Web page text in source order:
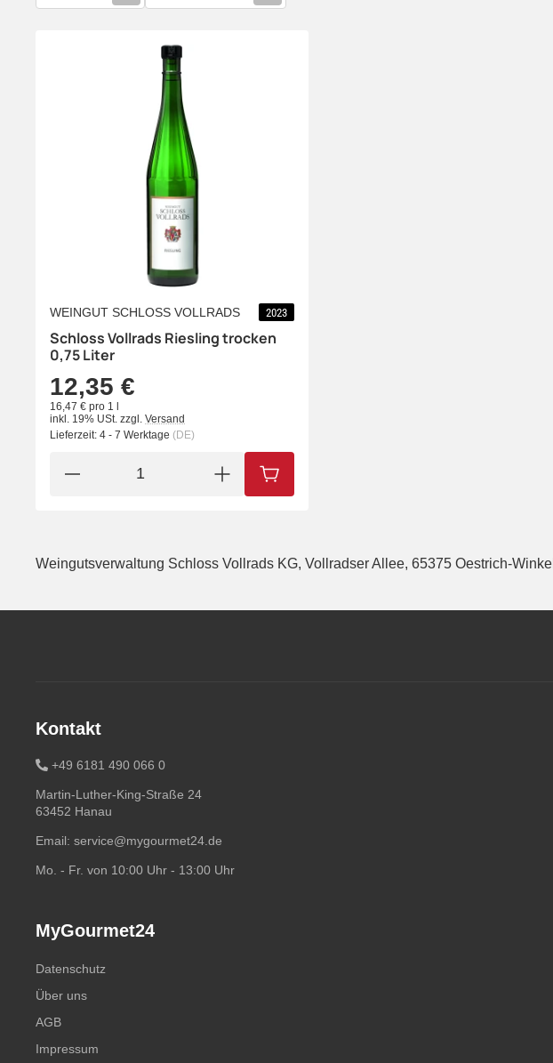
WEINGUT SCHLOSS VOLLRADS 2023
Schloss Vollrads Riesling trocken
0,75 Liter
12,35 €
16,47 € pro 1 l
inkl. 19% USt. zzgl. Versand
Lieferzeit: 4 - 7 Werktage (DE)
IN DEN WARENKORB
Weingutsverwaltung Schloss Vollrads KG, Vollradser Allee, 65375 Oestrich-Winkel
Kontakt
+49 6181 490 066 0
Martin-Luther-King-Straße 24
63452 Hanau
Email: service@mygourmet24.de
Mo. - Fr. von 10:00 Uhr - 13:00 Uhr
MyGourmet24
Datenschutz
Über uns
AGB
Impressum